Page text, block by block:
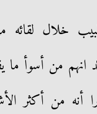
خلال لقائه
انهم من أسوأ ما
أنه من أكثر